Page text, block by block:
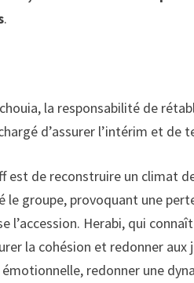
.
la responsabilité de
d’assurer l’intérim et
est de reconstruire un climat
groupe, provoquant une
l’accession. Herabi, qui
la cohésion et redonner aux
redonner une